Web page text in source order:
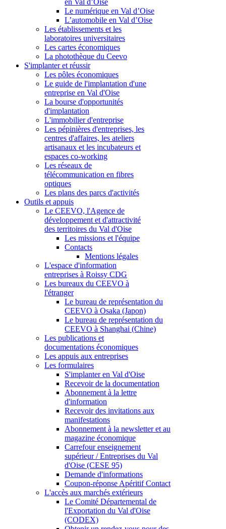
en Val d’Oise
Le numérique en Val d’Oise
L’automobile en Val d’Oise
Les établissements et les
laboratoires universitaires
Les cartes économiques
La photothèque du Ceevo
S'implanter et réussir
Les pôles économiques
Le guide de l'implantation d'une
entreprise en Val d'Oise
La bourse d'opportunités
d'implantation
L'immobilier d'entreprise
Les pépinières d'entreprises, les
centres d'affaires, les ateliers
artisanaux et les incubateurs et
espaces co-working
Les réseaux de
télécommunication en fibres
optiques
Les plans des parcs d'activités
Outils et appuis
Le CEEVO, l'Agence de
développement et d'attractivité
des territoires du Val d'Oise
Les missions et l'équipe
Contacts
Mentions légales
L'espace d'information
entreprises à Roissy CDG
Les bureaux du CEEVO à
l'étranger
Le bureau de représentation du
CEEVO à Osaka (Japon)
Le bureau de représentation du
CEEVO à Shanghai (Chine)
Les publications et
documentations économiques
Les appuis aux entreprises
Les formulaires
S'implanter en Val d'Oise
Recevoir de la documentation
Abonnement à la lettre
d'information
Recevoir des invitations aux
manifestations
Abonnement à la newsletter et au
magazine économique
Carrefour enseignement
supérieur / Entreprises du Val
d'Oise (CESE 95)
Demande d'informations
Coupon-réponse Apéritif Contact
L'accès aux marchés extérieurs
Le Comité Départemental de
l'Exportation du Val d'Oise
(CODEX)